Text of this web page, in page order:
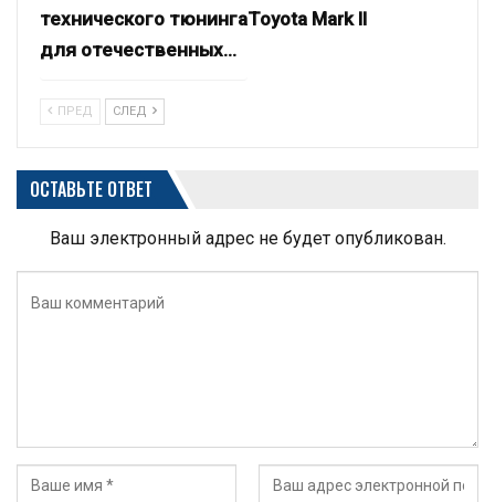
технического тюнинга
для отечественных…
Toyota Mark II
ПРЕД СЛЕД
ОСТАВЬТЕ ОТВЕТ
Ваш электронный адрес не будет опубликован.